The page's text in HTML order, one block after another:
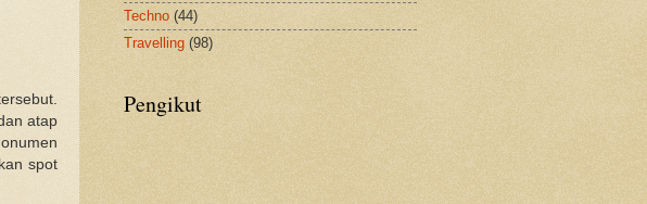
atap
spot
Techno (44)
Travelling (98)
Pengikut